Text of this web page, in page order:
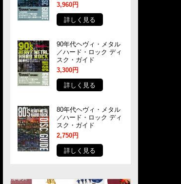
3,960円
詳しく見る
90年代ヘヴィ・メタル
／ハード・ロック ディ
スク・ガイド
3,300円
詳しく見る
80年代ヘヴィ・メタル
／ハード・ロック ディ
スク・ガイド
2,750円
詳しく見る